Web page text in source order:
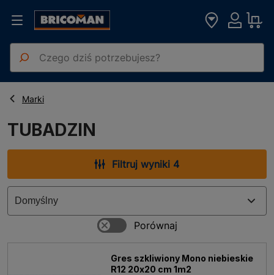
Strona główna
Marki
TUBADZIN
TUBADZIN
Filtruj wyniki 4
Gres szkliwiony Mono niebieskie
R12 20x20 cm 1m2